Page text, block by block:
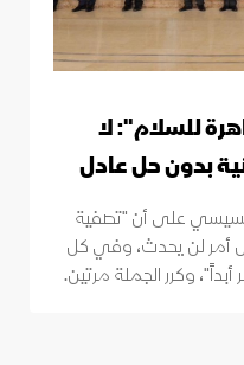
للسلام": لا
بدون حل عادل
على أن "تصفية
أمر لن يحدث، وفي كل
وكرر الجملة مرتين.